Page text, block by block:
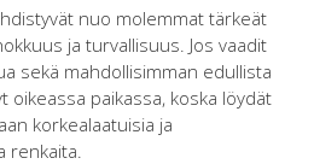
nuo molemmat tärkeät
ja turvallisuus. Jos vaadit
sekä mahdollisimman edullista
oikeassa paikassa, koska löydät
korkealaatuisia ja
renkaita.